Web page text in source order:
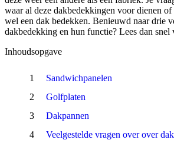
waar al deze dakbedekkingen voor dienen
wel een dak bedekken. Benieuwd naar drie
dakbedekking en hun functie? Lees dan snel
Inhoudsopgave
Sandwichpanelen
Golfplaten
Dakpannen
Veelgestelde vragen over over